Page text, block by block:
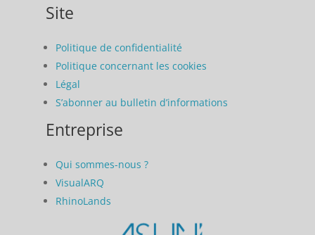
Site
Politique de confidentialité
Politique concernant les cookies
Légal
S’abonner au bulletin d’informations
Entreprise
Qui sommes-nous ?
VisualARQ
RhinoLands